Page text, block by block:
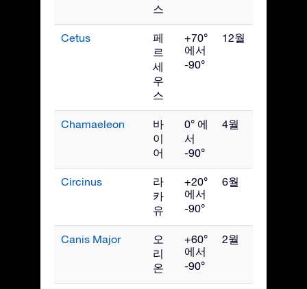
스
Cetus
페
르
세
우
스
+70°
에서
-90°
12월
Chamaeleon
바
이
어
0° 에
서
-90°
4월
Circinus
라
카
유
+20°
에서
-90°
6월
Canis Major
오
리
온
+60°
에서
-90°
2월